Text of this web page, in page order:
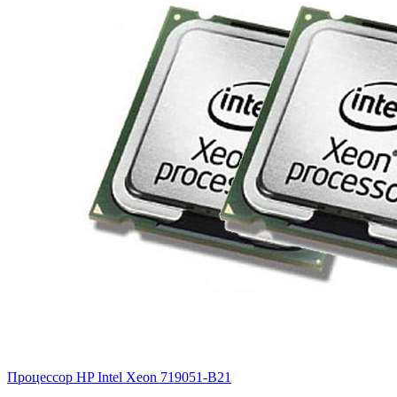
Процессор HP Intel Xeon 719051-B21